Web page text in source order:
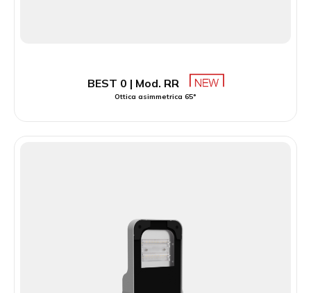
BEST 0 | Mod. RR
Ottica asimmetrica 65°